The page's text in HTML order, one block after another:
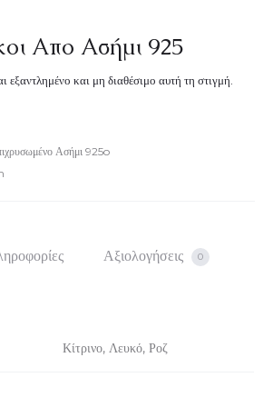
Απο Ασήμι 925
Ασήμι 925o
εξαντλημένο και μη διαθέσιμο αυτή τη στιγμή.
Αξιολογήσεις 0
Κίτρινο, Λευκό, Ροζ